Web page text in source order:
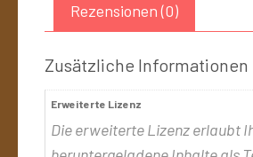
Rezensionen (0)
Zusätzliche Informationen
Erweiterte Lizenz
Die erweiterte Lizenz erlaubt